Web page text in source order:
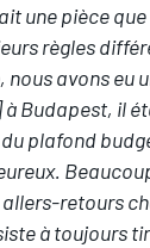
une pièce
règles
avons
Budapest, il
plafond
retours
à toujours